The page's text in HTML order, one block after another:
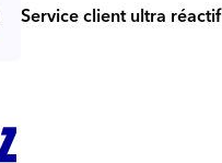
Service client ultra réactif